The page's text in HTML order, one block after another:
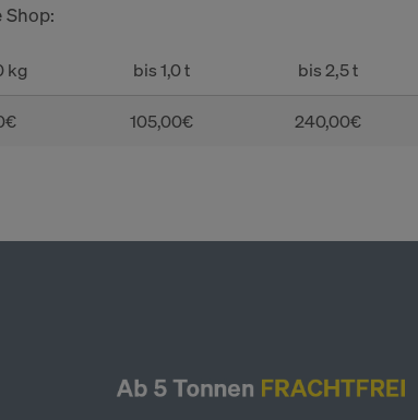
Shop:
kg bis 1,0 t bis 2,5 t
105,00€ 240,00€